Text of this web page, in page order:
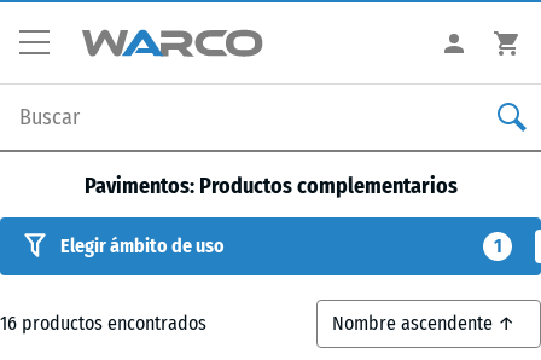
Pavimentos: Productos complementarios
Elegir ámbito de uso 1
16 productos encontrados